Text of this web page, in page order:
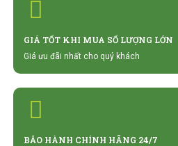
GIÁ TỐT KHI MUA SỐ LƯỢNG LỚN
Giá ưu đãi nhất cho quý khách
BẢO HÀNH CHÍNH HÃNG 24/7